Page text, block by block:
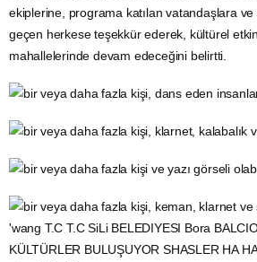
ekiplerine, programa katılan vatandaşlara
geçen herkese teşekkür ederek, kültürel
mahallelerinde devam edeceğini belirtti.